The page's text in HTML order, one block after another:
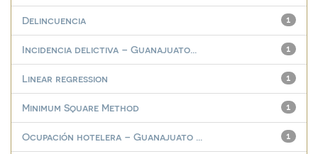
1
Delincuencia
1
Incidencia delictiva – Guanajuato...
1
Linear regression
1
Minimum Square Method
1
Ocupación hotelera – Guanajuato ...